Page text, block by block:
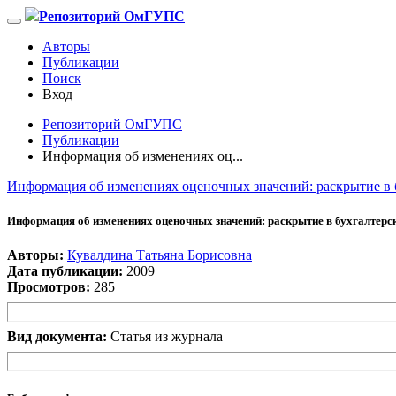
Репозиторий ОмГУПС
Авторы
Публикации
Поиск
Вход
Репозиторий ОмГУПС
Публикации
Информация об изменениях оц...
Информация об изменениях оценочных значений: раскрытие в
Информация об изменениях оценочных значений: раскрытие в
Авторы: Кувалдина Татьяна Борисовна
Дата публикации: 2009
Просмотров: 285
Вид документа: Статья из журнала